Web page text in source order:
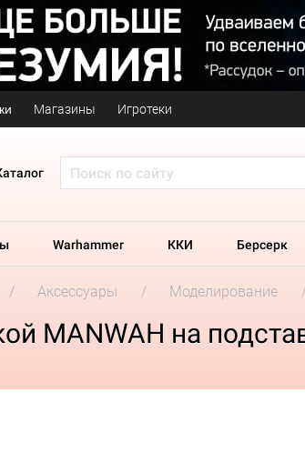
Магазины Игротеки
Warhammer ККИ Берсерк
Аксессуары Моделирование
MANWAH на